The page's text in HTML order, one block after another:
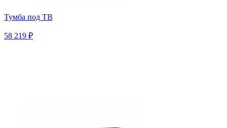
Тумба под ТВ
58 219 ₽